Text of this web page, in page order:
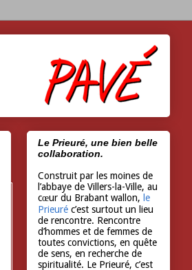
Le Prieuré, une bien belle
collaboration.
Construit par les moines de
l’abbaye de Villers-la-Ville, au
cœur du Brabant wallon, le
Prieuré c’est surtout un lieu
de rencontre. Rencontre
d’hommes et de femmes de
toutes convictions, en quête
de sens, en recherche de
spiritualité. Le Prieuré, c’est